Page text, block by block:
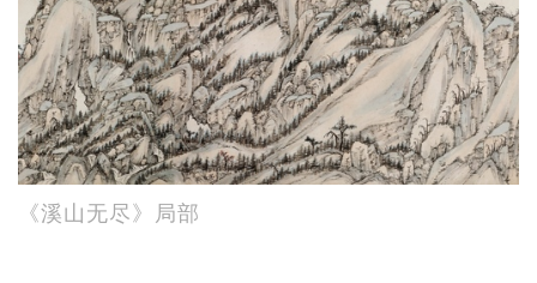
《溪山无尽》局部